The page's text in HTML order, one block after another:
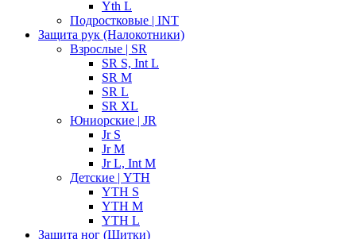
Yth L
Подростковые | INT
Защита рук (Налокотники)
Взрослые | SR
SR S, Int L
SR M
SR L
SR XL
Юниорские | JR
Jr S
Jr M
Jr L, Int M
Детские | YTH
YTH S
YTH M
YTH L
Защита ног (Щитки)